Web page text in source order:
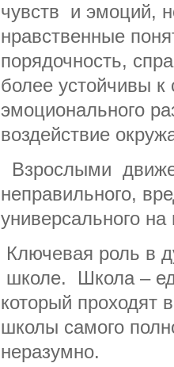
чувств и эмоций,
нравственные
порядочность,
более устойчивы
эмоционального
воздействие
Взрослыми
неправильного,
универсального
Ключевая роль в
школе. Школа –
который проходят
школы самого
неразумно.